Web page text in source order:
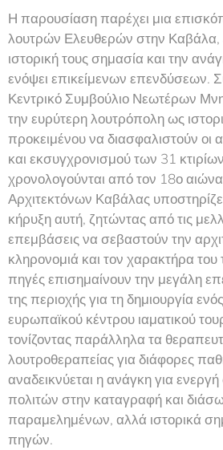
Η παρουσίαση παρέχει μια
λουτρών Ελευθερών στην Καβάλα,
ιστορική τους σημασία και την
ενόψει επικείμενων επενδύσεων.
Κεντρικό Συμβούλιο Νεωτέρων
την ευρύτερη λουτρόπολη ως
προκειμένου να διασφαλιστούν οι
και εκσυγχρονισμού των 31
χρονολογούνται από τον 18ο
Αρχιτεκτόνων Καβάλας
κήρυξη αυτή, ζητώντας από τις
επεμβάσεις να σεβαστούν την
κληρονομιά και τον χαρακτήρα
πηγές επισημαίνουν την μεγάλη
της περιοχής για τη δημιουργία
ευρωπαϊκού κέντρου ιαματικού
τονίζοντας παράλληλα τα
λουτροθεραπείας για διάφορες
αναδεικνύεται η ανάγκη για
πολιτών στην καταγραφή και
παραμελημένων, αλλά ιστορικά
πηγών.